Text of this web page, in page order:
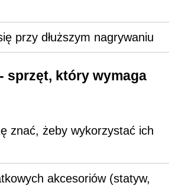
przy dłuższym nagrywaniu
sprzęt, który wymaga
znać, żeby wykorzystać ich
akcesoriów (statyw,